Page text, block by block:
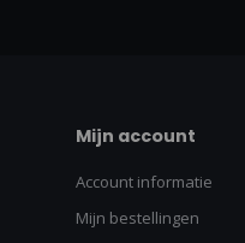
Mijn account
Account informatie
Mijn bestellingen